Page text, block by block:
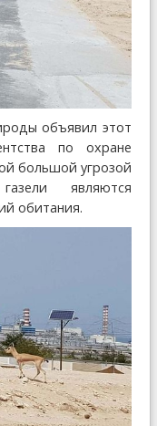
объявил этот
по охране
большой угрозой
являются
обитания.